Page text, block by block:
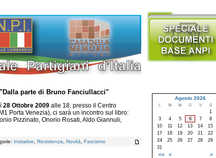
parte di Bruno Fanciullacci"
28 Ottobre 2009 alle 18, presso il Centro
Porta Venezia), ci sarà un incontro sul libro:
Pizzinato, Onorio Rosati, Aldo Giannuli,
Iniziative, Resistenza, Novità, Fascismo
Agosto 2026
L M M G V S
1
3
4 5 6 7 8
10
11 12 13 14 15
17
18 19 20 21 22
24
25 26 27 28 29
31
<< < >